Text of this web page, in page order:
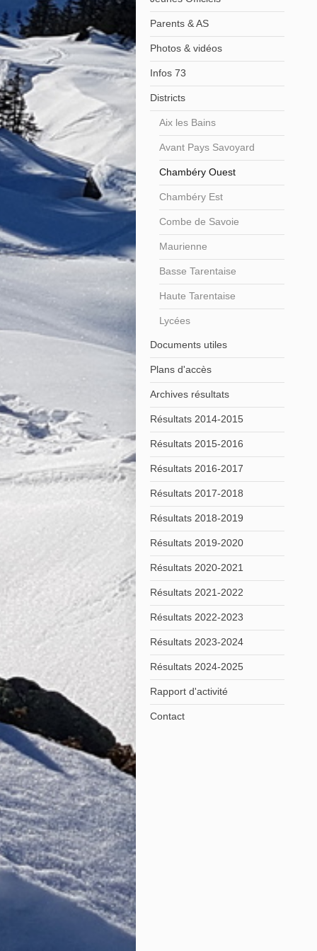
Parents & AS
Photos & vidéos
Infos 73
Districts
Aix les Bains
Avant Pays Savoyard
Chambéry Ouest
Chambéry Est
Combe de Savoie
Maurienne
Basse Tarentaise
Haute Tarentaise
Lycées
Documents utiles
Plans d'accès
Archives résultats
Résultats 2014-2015
Résultats 2015-2016
Résultats 2016-2017
Résultats 2017-2018
Résultats 2018-2019
Résultats 2019-2020
Résultats 2020-2021
Résultats 2021-2022
Résultats 2022-2023
Résultats 2023-2024
Résultats 2024-2025
Rapport d'activité
Contact